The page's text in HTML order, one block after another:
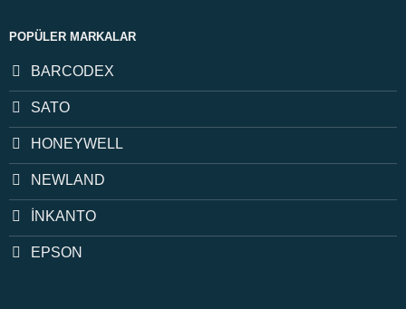
POPÜLER MARKALAR
BARCODEX
SATO
HONEYWELL
NEWLAND
İNKANTO
EPSON